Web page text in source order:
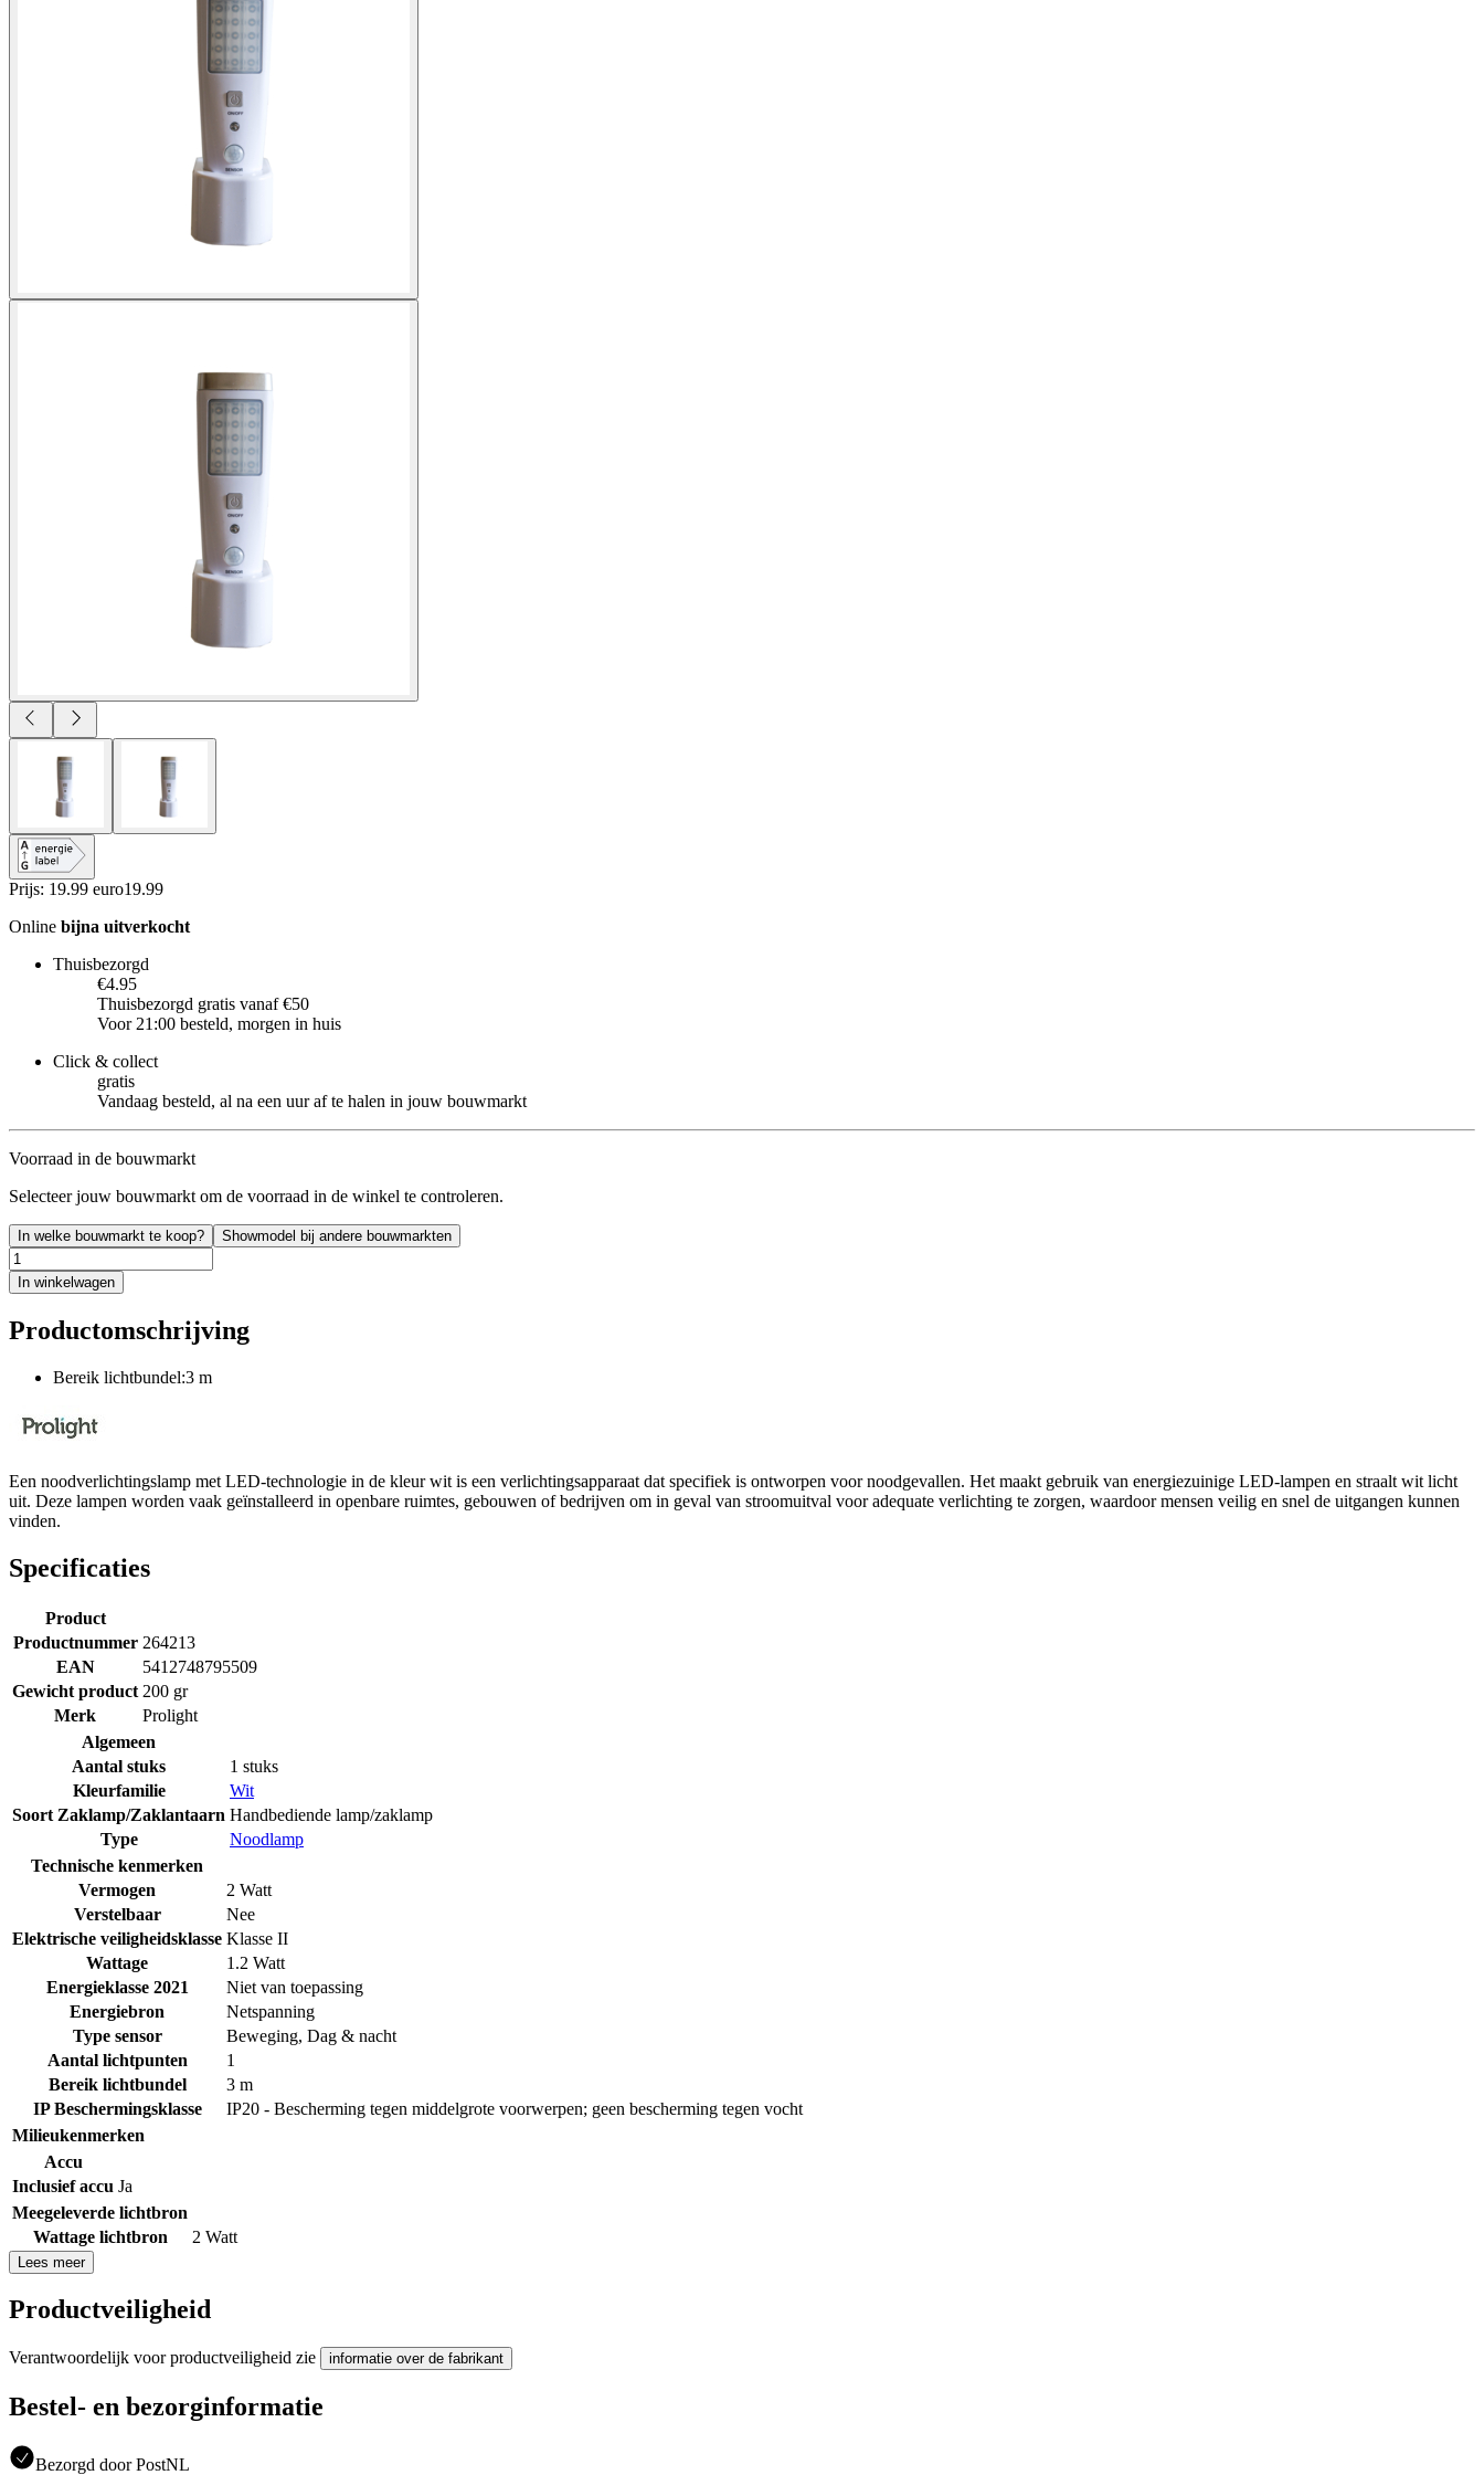
Prijs: 19.99 euro19.99
Online bijna uitverkocht
Thuisbezorgd
€4.95
Thuisbezorgd gratis vanaf €50
Voor 21:00 besteld, morgen in huis
Click & collect
gratis
Vandaag besteld, al na een uur af te halen in jouw bouwmarkt
Voorraad in de bouwmarkt
Selecteer jouw bouwmarkt om de voorraad in de winkel te controleren.
In welke bouwmarkt te koop? Showmodel bij andere bouwmarkten
In winkelwagen
Productomschrijving
Bereik lichtbundel:3 m
Een noodverlichtingslamp met LED-technologie in de kleur wit is een verlichtingsapparaat dat specifiek is ontworpen voor noodgevallen. Het maakt gebruik van energiezuinige LED-lampen en straalt wit licht
uit. Deze lampen worden vaak geïnstalleerd in openbare ruimtes, gebouwen of bedrijven om in geval van stroomuitval voor adequate verlichting te zorgen, waardoor mensen veilig en snel de uitgangen kunnen
vinden.
Specificaties
Product
Productnummer 264213
EAN
5412748795509
Gewicht product 200 gr
Merk
Prolight
Algemeen
Aantal stuks
1 stuks
Kleurfamilie
Wit
Soort Zaklamp/Zaklantaarn Handbediende lamp/zaklamp
Type
Noodlamp
Technische kenmerken
Vermogen
2 Watt
Verstelbaar
Nee
Elektrische veiligheidsklasse Klasse II
Wattage
1.2 Watt
Energieklasse 2021
Niet van toepassing
Energiebron
Netspanning
Type sensor
Beweging, Dag & nacht
Aantal lichtpunten
1
Bereik lichtbundel
3 m
IP Beschermingsklasse
IP20 - Bescherming tegen middelgrote voorwerpen; geen bescherming tegen vocht
Milieukenmerken
Accu
Inclusief accu Ja
Meegeleverde lichtbron
Wattage lichtbron
2 Watt
Lees meer
Productveiligheid
Verantwoordelijk voor productveiligheid zie informatie over de fabrikant
Bestel- en bezorginformatie
Bezorgd door PostNL